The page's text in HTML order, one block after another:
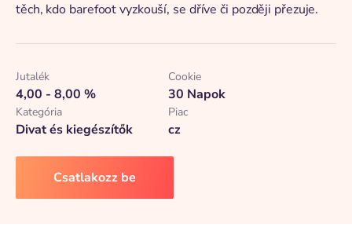
těch, kdo barefoot vyzkouší, se dříve či později přezuje.
Jutalék
4,00 - 8,00 %
Cookie
30 Napok
Kategória
Divat és kiegészítők
Piac
cz
Csatlakozz be